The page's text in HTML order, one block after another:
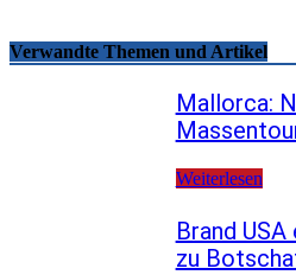
Verwandte Themen und Artikel
Mallorca:
Weiterlesen
Brand
zu